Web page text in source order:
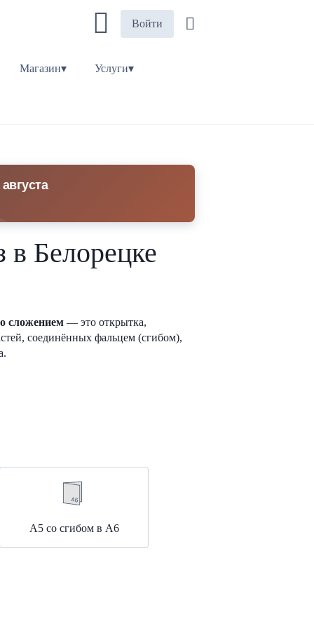
Войти
Магазин▾ Услуги▾
в Белорецке
сложением — это открытка,
соединённых фальцем (сгибом),
А5 со сгибом в А6